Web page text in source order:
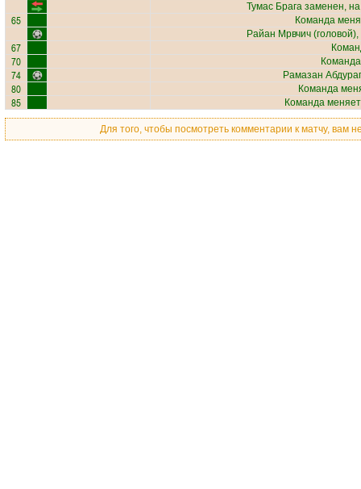
Тумас Брагазаменен,
65
Команда
Райан Мрвчич
67
70
74 Рамазан
80 Команда
85 Команда
Для того, чтобы посмотреть комментарии к матчу, вам